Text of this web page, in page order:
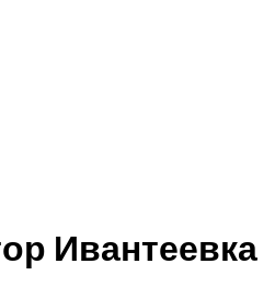
Ивантеевка